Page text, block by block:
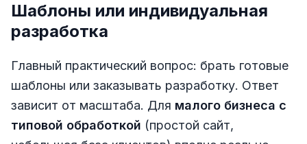
Шаблоны или индивидуальная
разработка
Главный практический вопрос: брать готовые
шаблоны или заказывать разработку. Ответ
зависит от масштаба. Для малого бизнеса с
типовой обработкой (простой сайт,